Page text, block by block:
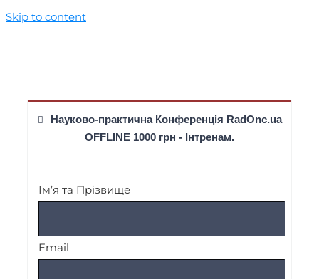
Skip to content
Науково-практична Конференція RadOnc.ua
OFFLINE 1000 грн - Інтренам.
Ім’я та Прізвище
Email